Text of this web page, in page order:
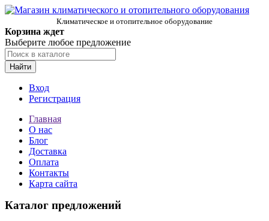
Климатическое и отопительное оборудование
Корзина ждет
Выберите любое предложение
Найти
Вход
Регистрация
Главная
О нас
Блог
Доставка
Оплата
Контакты
Карта сайта
Каталог предложений